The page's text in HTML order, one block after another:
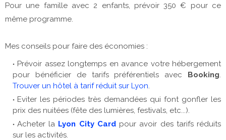
Pour une famille avec 2 enfants, prévoir 350 € pour ce
même programme.
Mes conseils pour faire des économies :
Prévoir assez longtemps en avance votre hébergement
pour bénéficier de tarifs préférentiels avec Booking
Trouver un hôtel à tarif réduit sur Lyon
Eviter les périodes très demandées qui font gonfler les
prix des nuitées (fête des lumières, festivals, etc...).
Acheter la Lyon City Cardpour avoir des tarifs réduits
sur les activités.